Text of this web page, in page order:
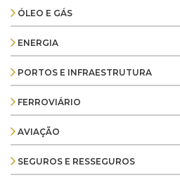
ÓLEO E GÁS
ENERGIA
PORTOS E INFRAESTRUTURA
FERROVIÁRIO
AVIAÇÃO
SEGUROS E RESSEGUROS